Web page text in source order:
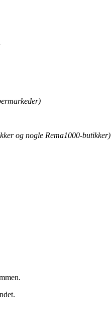
og nogle Rema1000-butikker)